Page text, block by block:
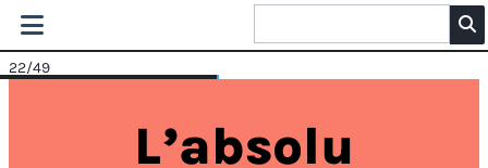
22/49
L’absolu